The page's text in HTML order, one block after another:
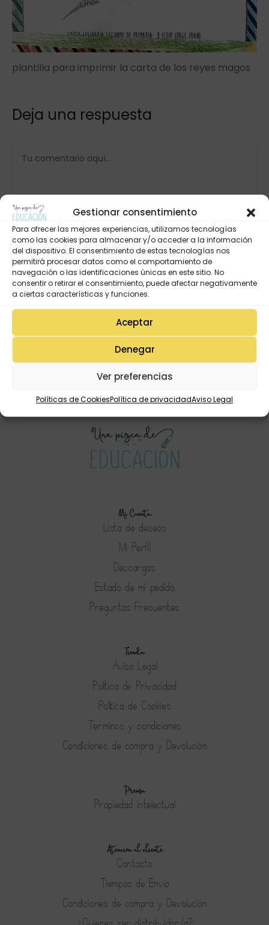
Gestionar consentimiento
Para ofrecer las mejores experiencias, utilizamos tecnologías
como las cookies para almacenar y/o acceder a la información
del dispositivo. El consentimiento de estas tecnologías nos
permitirá procesar datos como el comportamiento de
navegación o las identificaciones únicas en este sitio. No
consentir o retirar el consentimiento, puede afectar negativamente
a ciertas características y funciones.
Aceptar
Denegar
Ver preferencias
Políticas de CookiesPolítica de privacidadAviso Legal
plantilla para imprimir la carta de los reyes magos
Deja una respuesta
Mi Cuenta
Lista de deseos
Mi Perfil
Descargas
Estado de mi pedido
Preguntas Frecuentes
Tienda
Aviso Legal
Política de Privacidad
Política de Cookies
Terminos y condiciones
Condiciones de compra y Devolución
Prensa
Propiedad intelectual
Atención al cliente
Contacto
Tiempos de Envío
Condiciones de compra y Devolución